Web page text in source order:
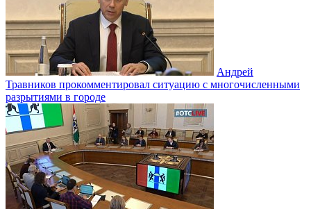
Андрей
Травников прокомментировал ситуацию с многочисленными
разрытиями в городе